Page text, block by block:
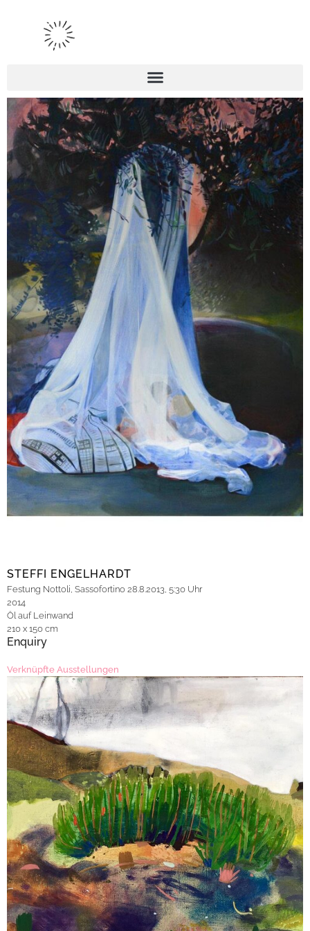
STEFFI ENGELHARDT
Festung Nottoli, Sassofortino 28.8.2013, 5:30 Uhr
2014
Öl auf Leinwand
210 x 150 cm
Enquiry
Verknüpfte Ausstellungen